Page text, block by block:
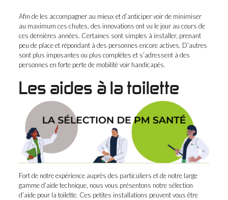
Afin de les accompagner au mieux et d’anticiper voir de minimiser
au maximum ces chutes, des innovations ont vu le jour au cours de
ces dernières années. Certaines sont simples à installer, prenant
peu de place et répondant à des personnes encore actives. D’autres
sont plus imposantes ou plus complètes et s’adressent à des
personnes en forte perte de mobilité voir handicapés.
Les aides à la toilette
Fort de notre expérience auprès des particuliers et de notre large
gamme d’aide technique, nous vous présentons notre sélection
d’aide pour la toilette. Ces petites installations peuvent vous être